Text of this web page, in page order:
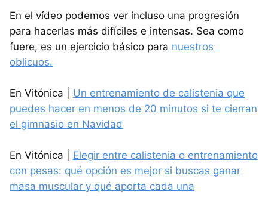
En el vídeo podemos ver incluso una progresión
para hacerlas más difíciles e intensas. Sea como
fuere, es un ejercicio básico para nuestros
oblicuos.
En Vitónica | Un entrenamiento de calistenia que
puedes hacer en menos de 20 minutos si te cierran
el gimnasio en Navidad
En Vitónica | Elegir entre calistenia o entrenamiento
con pesas: qué opción es mejor si buscas ganar
masa muscular y qué aporta cada una